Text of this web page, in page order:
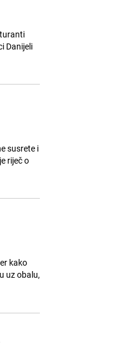
Danijeli
susrete i
riječ o
kako
uz obalu,